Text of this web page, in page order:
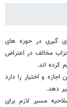
گیری در حوزه های
مخالف در اعتراض
کرده اند.
و اختیار را دارد
مسیر لازم برای